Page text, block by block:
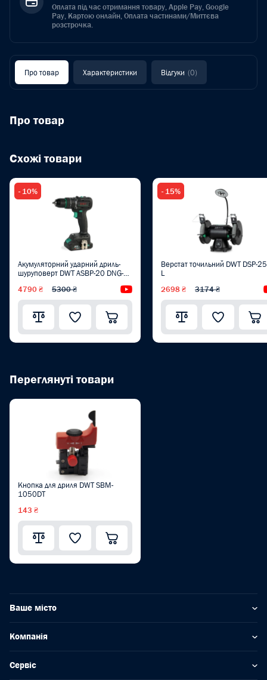
Оплата під час отримання товару, Apple Pay, Google
Pay, Картою онлайн, Оплата частинами/Миттєва
розстрочка.
Про товар Характеристики Відгуки (0)
Про товар
Схожі товари
- 10%
Акумуляторний ударний дриль-
шуруповерт DWT ASBP-20 DNG-2
4790 ₴ 5300 ₴ Відеоогляд
- 15%
Верстат точильний DWT DSP-
L
2698 ₴ 3174 ₴
Переглянуті товари
Кнопка для дриля DWT SBM-
1050DT
143 ₴
Ваше місто
Компанія
Сервіс